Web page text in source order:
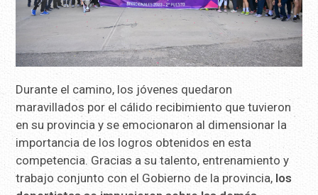
Durante el camino, los jóvenes quedaron
maravillados por el cálido recibimiento que tuvieron
en su provincia y se emocionaron al dimensionar la
importancia de los logros obtenidos en esta
competencia. Gracias a su talento, entrenamiento y
trabajo conjunto con el Gobierno de la provincia, los